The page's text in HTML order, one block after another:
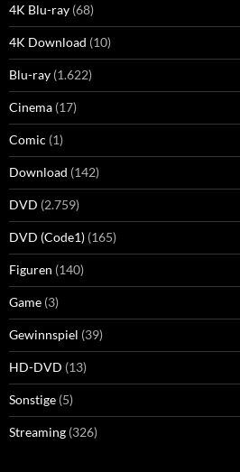
4K Blu-ray (68)
4K Download (10)
Blu-ray (1.622)
Cinema (17)
Comic (1)
Download (142)
DVD (2.759)
DVD (Code1) (165)
Figuren (140)
Game (3)
Gewinnspiel (39)
HD-DVD (13)
Sonstige (5)
Streaming (326)